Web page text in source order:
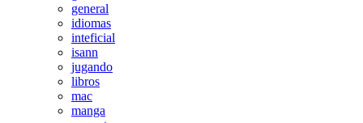
general
idiomas
inteficial
isann
jugando
libros
mac
manga